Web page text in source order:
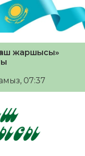
жаршысы»
07:37